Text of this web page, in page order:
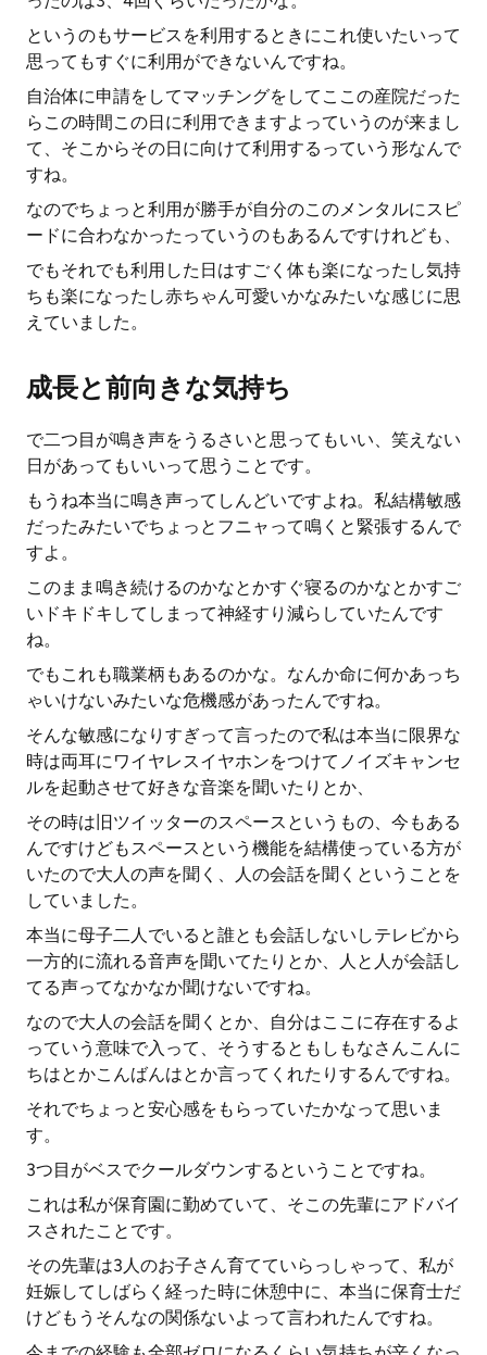
というのもサービスを利用するときにこれ使いたいって
思ってもすぐに利用ができないんですね。
自治体に申請をしてマッチングをしてここの産院だった
らこの時間この日に利用できますよっていうのが来まし
て、そこからその日に向けて利用するっていう形なんで
すね。
なのでちょっと利用が勝手が自分のこのメンタルにスピ
ードに合わなかったっていうのもあるんですけれども、
でもそれでも利用した日はすごく体も楽になったし気持
ちも楽になったし赤ちゃん可愛いかなみたいな感じに思
えていました。
成長と前向きな気持ち
で二つ目が鳴き声をうるさいと思ってもいい、笑えない
日があってもいいって思うことです。
もうね本当に鳴き声ってしんどいですよね。私結構敏感
だったみたいでちょっとフニャって鳴くと緊張するんで
すよ。
このまま鳴き続けるのかなとかすぐ寝るのかなとかすご
いドキドキしてしまって神経すり減らしていたんです
ね。
でもこれも職業柄もあるのかな。なんか命に何かあっち
ゃいけないみたいな危機感があったんですね。
そんな敏感になりすぎって言ったので私は本当に限界な
時は両耳にワイヤレスイヤホンをつけてノイズキャンセ
ルを起動させて好きな音楽を聞いたりとか、
その時は旧ツイッターのスペースというもの、今もある
んですけどもスペースという機能を結構使っている方が
いたので大人の声を聞く、人の会話を聞くということを
していました。
本当に母子二人でいると誰とも会話しないしテレビから
一方的に流れる音声を聞いてたりとか、人と人が会話し
てる声ってなかなか聞けないですね。
なので大人の会話を聞くとか、自分はここに存在するよ
っていう意味で入って、そうするともしもなさんこんに
ちはとかこんばんはとか言ってくれたりするんですね。
それでちょっと安心感をもらっていたかなって思いま
す。
3つ目がベスでクールダウンするということですね。
これは私が保育園に勤めていて、そこの先輩にアドバイ
スされたことです。
その先輩は3人のお子さん育てていらっしゃって、私が
妊娠してしばらく経った時に休憩中に、本当に保育士だ
けどもうそんなの関係ないよって言われたんですね。